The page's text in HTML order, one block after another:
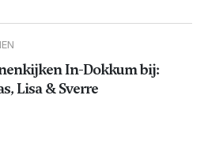
In-Dokkum bij:
Lisa & Sverre